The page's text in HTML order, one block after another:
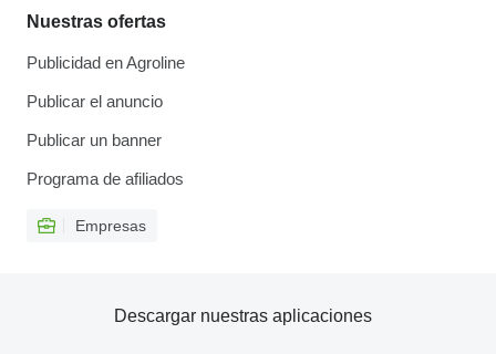
Nuestras ofertas
Publicidad en Agroline
Publicar el anuncio
Publicar un banner
Programa de afiliados
Empresas
Descargar nuestras aplicaciones